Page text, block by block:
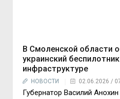
В Смоленской области
украинский
инфраструктуре
НОВОСТИ 02.06.2026 /
Губернатор Василий